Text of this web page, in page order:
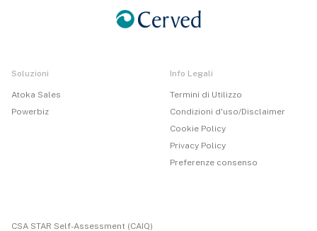
Soluzioni
Atoka Sales
Powerbiz
Info Legali
Termini di Utilizzo
Condizioni d'uso/Disclaimer
Cookie Policy
Privacy Policy
Preferenze consenso
CSA STAR Self-Assessment (CAIQ)